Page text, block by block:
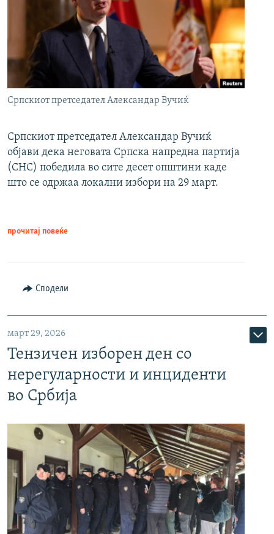
Српскиот претседател Александар Вучиќ
Српскиот претседател Александар Вучиќ
објави дека неговата Српска напредна партија
(СНС) победила во сите десет општини каде
што се одржаа локални избори на 29 март.
прочитај повеќе
Сподели
март 29, 2026
Тензичен изборен ден со
нерегуларности и инциденти
во Србија